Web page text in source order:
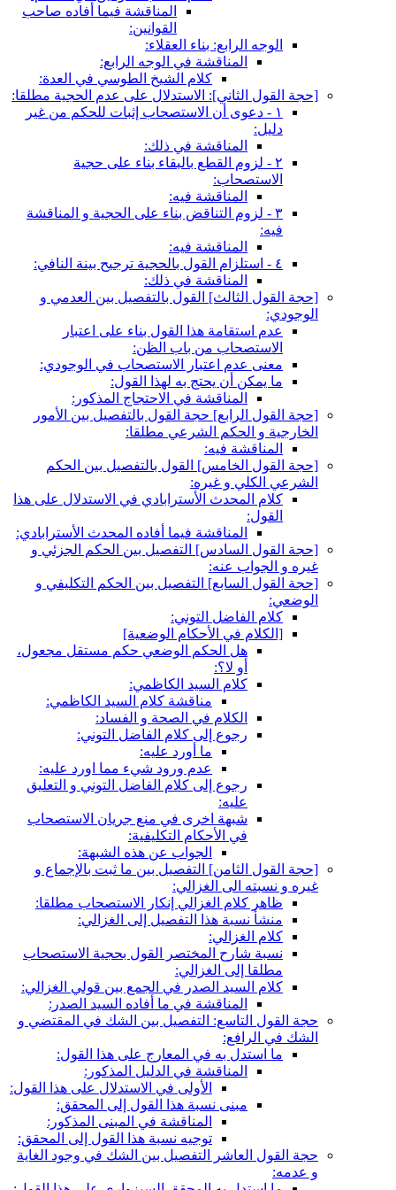
المناقشة فيما أفاده صاحب
القوانين:
الوجه الرابع: بناء العقلاء:
المناقشة في الوجه الرابع:
كلام الشيخ الطوسي في العدة:
[حجة القول الثاني‏]: الاستدلال على عدم الحجية مطلقا:
١ - دعوى أن الاستصحاب إثبات للحكم من غير
دليل:
المناقشة في ذلك:
٢ - لزوم القطع بالبقاء بناء على حجية
الاستصحاب:
المناقشة فيه:
٣ - لزوم التناقض بناء على الحجية و المناقشة
فيه:
المناقشة فيه:
٤ - استلزام القول بالحجية ترجيح بينة النافي:
المناقشة في ذلك:
[حجة القول الثالث‏] القول بالتفصيل بين العدمي و
الوجودي:
عدم استقامة هذا القول بناء على اعتبار
الاستصحاب من باب الظن:
معنى عدم اعتبار الاستصحاب في الوجودي:
ما يمكن أن يحتج به لهذا القول:
المناقشة في الاحتجاج المذكور:
[حجة القول الرابع‏] حجة القول بالتفصيل بين الأمور
الخارجية و الحكم الشرعي مطلقا:
المناقشة فيه:
[حجة القول الخامس‏] القول بالتفصيل بين الحكم
الشرعي الكلي و غيره:
كلام المحدث الأسترابادي في الاستدلال على هذا
القول:
المناقشة فيما أفاده المحدث الأسترابادي:
[حجة القول السادس‏] التفصيل بين الحكم الجزئي و
غيره و الجواب عنه:
[حجة القول السابع‏] التفصيل بين الحكم التكليفي و
الوضعي:
كلام الفاضل التوني:
[الكلام في الأحكام الوضعية]
هل الحكم الوضعي حكم مستقل مجعول،
أو لا؟:
كلام السيد الكاظمي:
مناقشة كلام السيد الكاظمي:
الكلام في الصحة و الفساد:
رجوع إلى كلام الفاضل التوني:
ما أورد عليه:
عدم ورود شي‏ء مما اورد عليه:
رجوع إلى كلام الفاضل التوني و التعليق
عليه:
شبهة اخرى في منع جريان الاستصحاب
في الأحكام التكليفية:
الجواب عن هذه الشبهة:
[حجة القول الثامن‏] التفصيل بين ما ثبت بالإجماع و
غيره و نسبته الى الغزالي:
ظاهر كلام الغزالي إنكار الاستصحاب مطلقا:
منشأ نسبة هذا التفصيل إلى الغزالي:
كلام الغزالي:
نسبة شارح المختصر القول بحجية الاستصحاب
مطلقا إلى الغزالي:
كلام السيد الصدر في الجمع بين قولي الغزالي:
المناقشة في ما أفاده السيد الصدر:
حجة القول التاسع: التفصيل بين الشك في المقتضي و
الشك في الرافع:
ما استدل به في المعارج على هذا القول:
المناقشة في الدليل المذكور:
الأولى في الاستدلال على هذا القول:
مبنى نسبة هذا القول إلى المحقق:
المناقشة في المبنى المذكور:
توجيه نسبة هذا القول إلى المحقق:
حجة القول العاشر التفصيل بين الشك في وجود الغاية
و عدمه: